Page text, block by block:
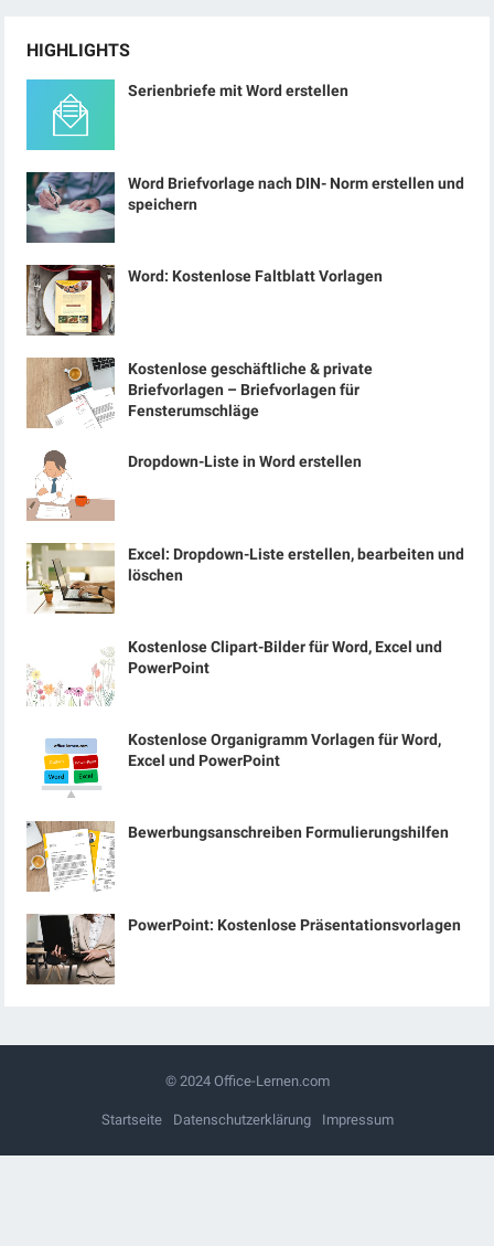
HIGHLIGHTS
Serienbriefe mit Word erstellen
Word Briefvorlage nach DIN- Norm erstellen und
speichern
Word: Kostenlose Faltblatt Vorlagen
Kostenlose geschäftliche & private
Briefvorlagen – Briefvorlagen für
Fensterumschläge
Dropdown-Liste in Word erstellen
Excel: Dropdown-Liste erstellen, bearbeiten und
löschen
Kostenlose Clipart-Bilder für Word, Excel und
PowerPoint
Kostenlose Organigramm Vorlagen für Word,
Excel und PowerPoint
Bewerbungsanschreiben Formulierungshilfen
PowerPoint: Kostenlose Präsentationsvorlagen
© 2024 Office-Lernen.com
Startseite Datenschutzerklärung Impressum